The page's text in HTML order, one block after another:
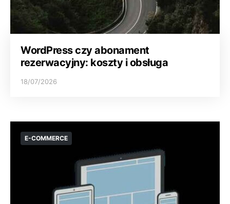
WordPress czy abonament
rezerwacyjny: koszty i obsługa
18/07/2026
E-COMMERCE